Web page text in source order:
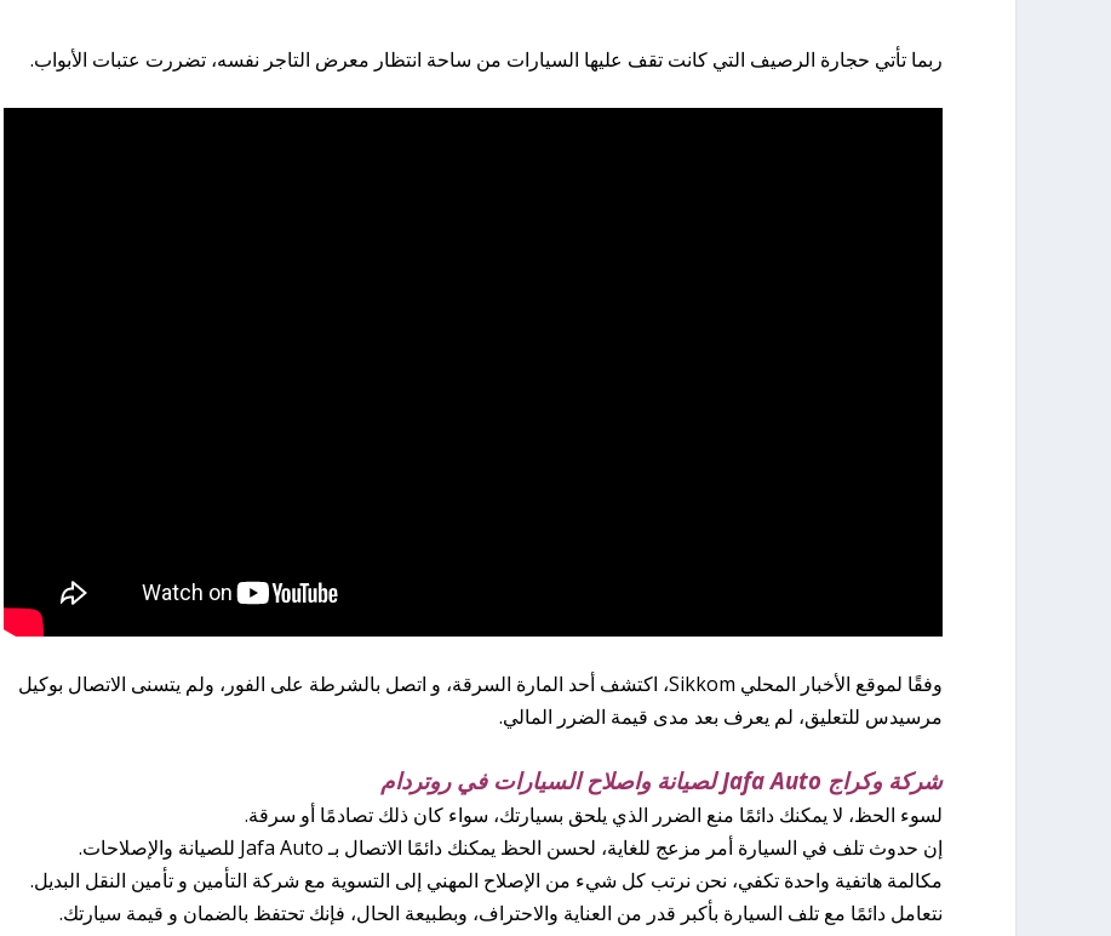
ربما تأتي حجارة الرصيف التي كانت تقف عليها السيارات من ساحة انتظار معرض التاجر نفسه، تضررت عتبات الأبواب.
وفقًا لموقع الأخبار المحلي Sikkom، اكتشف أحد المارة السرقة، و اتصل بالشرطة على الفور، ولم يتسنى الاتصال بوكيل
مرسيدس للتعليق، لم يعرف بعد مدى قيمة الضرر المالي.
شركة وكراج Jafa Auto لصيانة واصلاح السيارات في روتردام
لسوء الحظ، لا يمكنك دائمًا منع الضرر الذي يلحق بسيارتك، سواء كان ذلك تصادمًا أو سرقة.
إن حدوث تلف في السيارة أمر مزعج للغاية، لحسن الحظ يمكنك دائمًا الاتصال بـ Jafa Auto للصيانة والإصلاحات.
مكالمة هاتفية واحدة تكفي، نحن نرتب كل شيء من الإصلاح المهني إلى التسوية مع شركة التأمين و تأمين النقل البديل.
نتعامل دائمًا مع تلف السيارة بأكبر قدر من العناية والاحتراف، وبطبيعة الحال، فإنك تحتفظ بالضمان و قيمة سيارتك.